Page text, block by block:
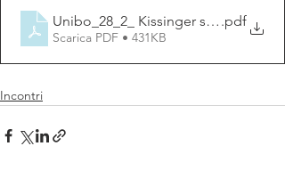
Unibo_28_2_ Kissinger seminar_new
.pdf
Scarica PDF • 431KB
Incontri